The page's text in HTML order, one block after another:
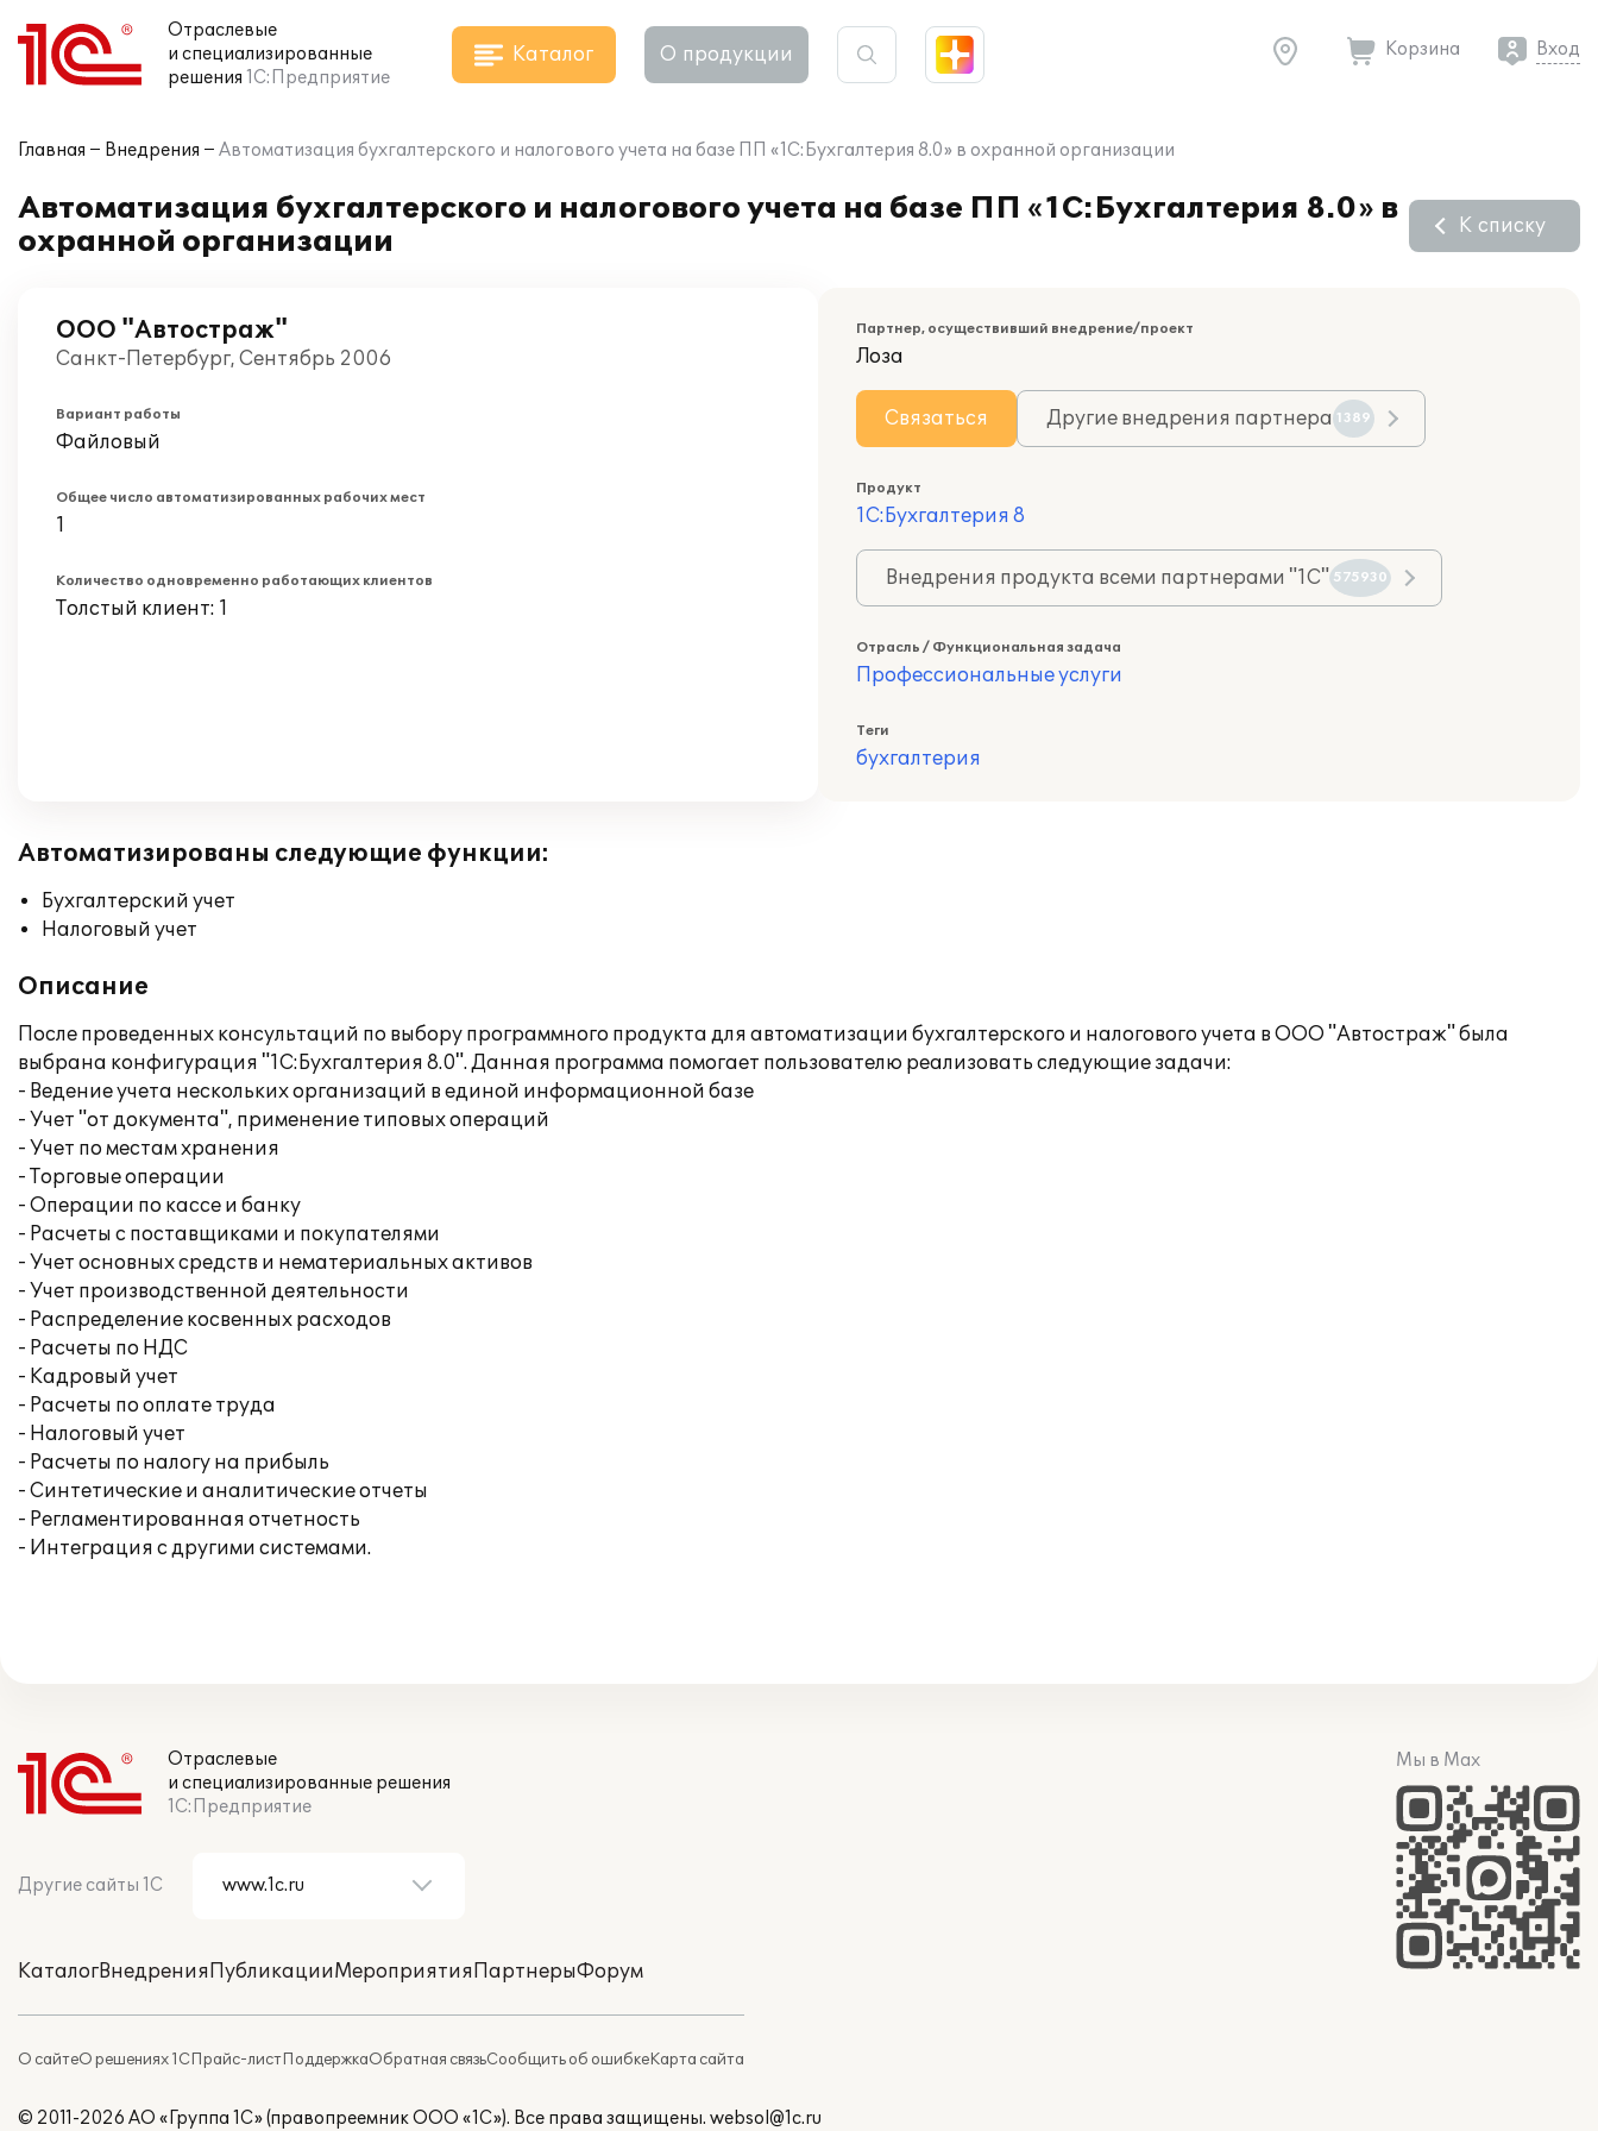
Отраслевые
и специализированные
решения 1С:Предприятие
Каталог О продукции Корзина Вход
Главная Внедрения Автоматизация бухгалтерского и налогового учета на базе ПП «1С:Бухгалтерия 8.0» в охранной организации
Автоматизация бухгалтерского и налогового учета на базе ПП «1С:Бухгалтерия 8.0» в
охранной организации
К списку
ООО "Автостраж"
Санкт-Петербург, Сентябрь 2006
Вариант работы
Файловый
Общее число автоматизированных рабочих мест
1
Количество одновременно работающих клиентов
Толстый клиент: 1
Партнер, осуществивший внедрение/проект
Лоза
Связаться Другие внедрения партнера 1389
Продукт
1С:Бухгалтерия 8
Внедрения продукта всеми партнерами "1С" 575930
Отрасль / Функциональная задача
Профессиональные услуги
Теги
бухгалтерия
Автоматизированы следующие функции:
Бухгалтерский учет
Налоговый учет
Описание
После проведенных консультаций по выбору программного продукта для автоматизации бухгалтерского и налогового учета в ООО "Автостраж" была
выбрана конфигурация "1С:Бухгалтерия 8.0". Данная программа помогает пользователю реализовать следующие задачи:
- Ведение учета нескольких организаций в единой информационной базе
- Учет "от документа", применение типовых операций
- Учет по местам хранения
- Торговые операции
- Операции по кассе и банку
- Расчеты с поставщиками и покупателями
- Учет основных средств и нематериальных активов
- Учет производственной деятельности
- Распределение косвенных расходов
- Расчеты по НДС
- Кадровый учет
- Расчеты по оплате труда
- Налоговый учет
- Расчеты по налогу на прибыль
- Синтетические и аналитические отчеты
- Регламентированная отчетность
- Интеграция с другими системами.
Отраслевые
и специализированные решения
1С:Предприятие
Другие сайты 1С
КаталогВнедренияПубликацииМероприятияПартнерыФорум
О сайтеО решениях 1СПрайс-листПоддержкаОбратная связьСообщить об ошибкеКарта сайта
Мы в Max
© 2011-2026 АО «Группа 1С» (правопреемник ООО «1С»). Все права защищены. websol@1c.ru